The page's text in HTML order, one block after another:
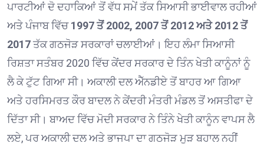
ਪਾਰਟੀਆਂ ਦੋ ਦਹਾਕਿਆਂ ਤੋਂ ਵੱਧ ਸਮੇਂ ਤੱਕ ਸਿਆਸੀ ਭਾਈਵਾਲ ਰਹੀਆਂ
ਅਤੇ ਪੰਜਾਬ ਵਿੱਚ1997 ਤੋਂ 2002, 2007 ਤੋਂ 2012 ਅਤੇ 2012 ਤੋਂ
2017ਤੱਕ ਗਠਜੋੜ ਸਰਕਾਰਾਂ ਚਲਾਈਆਂ। ਇਹ ਲੰਮਾ ਸਿਆਸੀ
ਰਿਸ਼ਤਾ ਸਤੰਬਰ 2020 ਵਿੱਚ ਕੇਂਦਰ ਸਰਕਾਰ ਦੇ ਤਿੰਨ ਖੇਤੀ ਕਾਨੂੰਨਾਂ ਨੂੰ
ਲੈ ਕੇ ਟੁੱਟ ਗਿਆ ਸੀ। ਅਕਾਲੀ ਦਲ ਐੱਨਡੀਏ ਤੋਂ ਬਾਹਰ ਆ ਗਿਆ
ਅਤੇ ਹਰਸਿਮਰਤ ਕੌਰ ਬਾਦਲ ਨੇ ਕੇਂਦਰੀ ਮੰਤਰੀ ਮੰਡਲ ਤੋਂ ਅਸਤੀਫਾ ਦੇ
ਦਿੱਤਾ ਸੀ। ਬਾਅਦ ਵਿੱਚ ਮੋਦੀ ਸਰਕਾਰ ਨੇ ਤਿੰਨੇ ਖੇਤੀ ਕਾਨੂੰਨ ਵਾਪਸ ਲੈ
ਲਏ, ਪਰ ਅਕਾਲੀ ਦਲ ਅਤੇ ਭਾਜਪਾ ਦਾ ਗਠਜੋੜ ਮੁੜ ਬਹਾਲ ਨਹੀਂ